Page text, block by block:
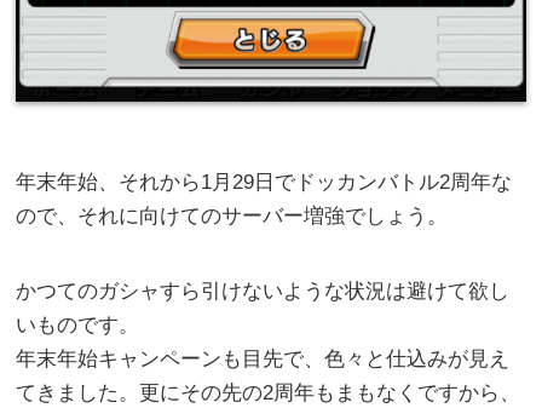
年末年始、それから1月29日でドッカンバトル2周年な
ので、それに向けてのサーバー増強でしょう。
かつてのガシャすら引けないような状況は避けて欲し
いものです。
年末年始キャンペーンも目先で、色々と仕込みが見え
てきました。更にその先の2周年もまもなくですから、